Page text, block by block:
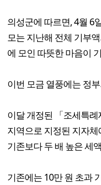
의성군에 따르면, 4월 6
모는 지난해 전체 기부
에 모인 따뜻한 마음이
이번 모금 열풍에는 정
이달 개정된 「조세특
지역으로 지정된 지자
기존보다 두 배 높은 세
기존에는 10만 원 초과